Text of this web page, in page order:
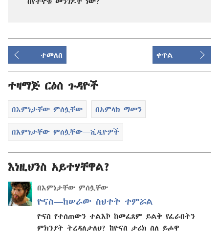
ተመለስ ቀጥል
ተዛማጅ ርዕሰ ጉዳዮች
በእምነታቸው ምሰሏቸው በአምላክ ማመን
በእምነታቸው ምሰሏቸው—ቪዲዮዎች
እነዚህንስ አይተሃቸዋል?
በእምነታቸው ምሰሏቸው
ዮናስ—ከሠራው ስህተት ተምሯል
ዮናስ የተሰጠውን ተልእኮ ከመፈጸም ይልቅ የፈራበትን
ምክንያት ትረዳለታለህ? ከዮናስ ታሪክ ስለ ይሖዋ